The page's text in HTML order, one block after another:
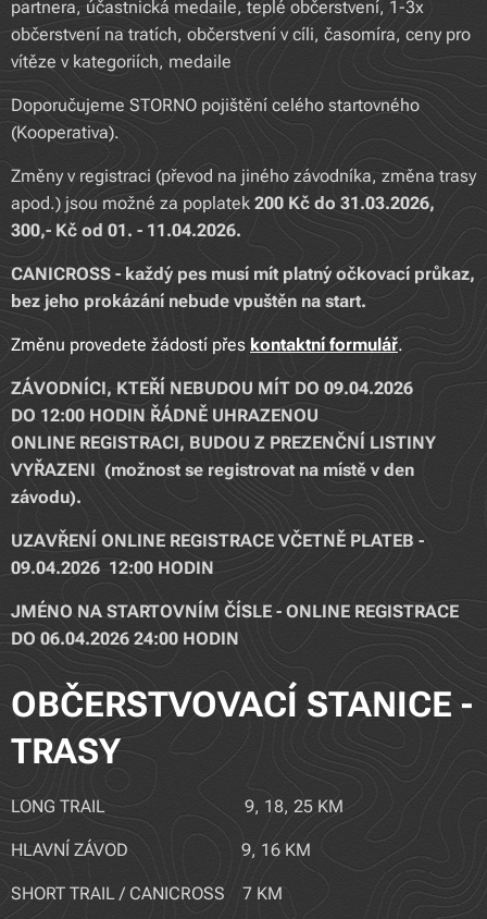
partnera, účastnická medaile, teplé občerstvení, 1-3x
občerstvení na tratích, občerstvení v cíli, časomíra, ceny pro
vítěze v kategoriích, medaile
Doporučujeme STORNO pojištění celého startovného
(Kooperativa).
Změny v registraci (převod na jiného závodníka, změna trasy
apod.) jsou možné za poplatek 200 Kč do 31.03.2026,
300,- Kč od 01. - 11.04.2026.
CANICROSS - každý pes musí mít platný očkovací průkaz,
bez jeho prokázání nebude vpuštěn na start.
Změnu provedete žádostí přes kontaktní formulář.
ZÁVODNÍCI, KTEŘÍ NEBUDOU MÍT DO 09.04.2026
DO 12:00 HODIN ŘÁDNĚ UHRAZENOU
ONLINE REGISTRACI, BUDOU Z PREZENČNÍ LISTINY
VYŘAZENI (možnost se registrovat na místě v den
závodu).
UZAVŘENÍ ONLINE REGISTRACE VČETNĚ PLATEB -
09.04.2026 12:00 HODIN
JMÉNO NA STARTOVNÍM ČÍSLE - ONLINE REGISTRACE
DO 06.04.2026 24:00 HODIN
OBČERSTVOVACÍ STANICE -
TRASY
LONG TRAIL 9, 18, 25 KM
HLAVNÍ ZÁVOD 9, 16 KM
SHORT TRAIL / CANICROSS 7 KM